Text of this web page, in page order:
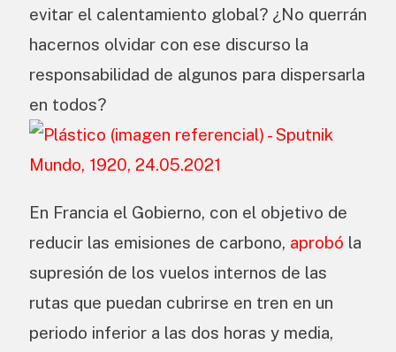
evitar el calentamiento global? ¿No querrán
hacernos olvidar con ese discurso la
responsabilidad de algunos para dispersarla
en todos?
En Francia el Gobierno, con el objetivo de
reducir las emisiones de carbono, aprobó la
supresión de los vuelos internos de las
rutas que puedan cubrirse en tren en un
periodo inferior a las dos horas y media,